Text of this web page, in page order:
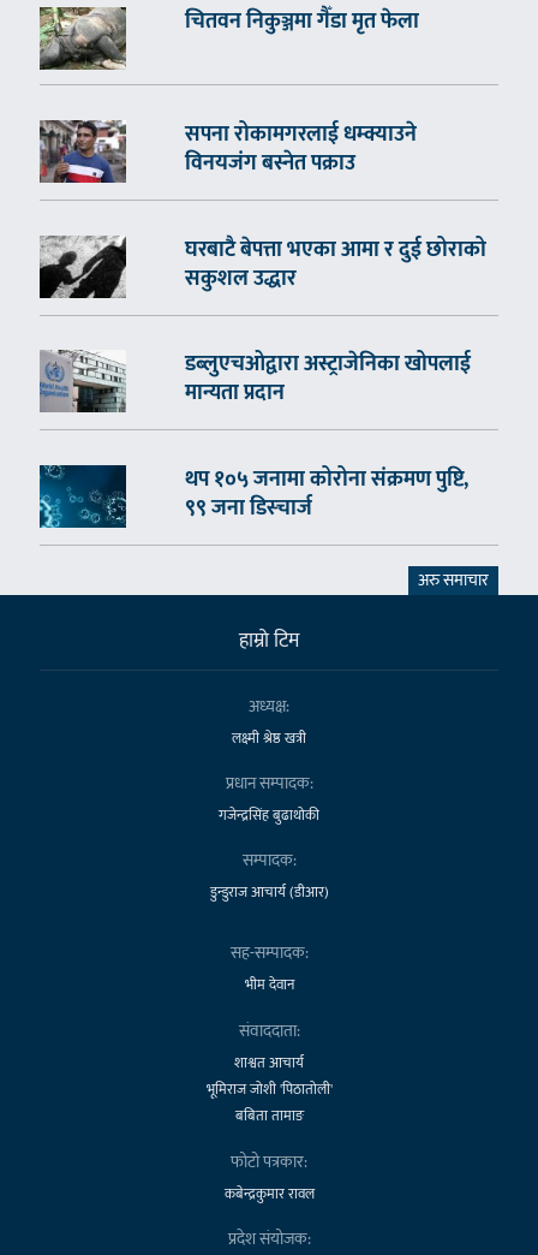
चितवन निकुञ्जमा गैँडा मृत फेला
सपना रोकामगरलाई धम्क्याउने
विनयजंग बस्नेत पक्राउ
घरबाटै बेपत्ता भएका आमा र दुई छोराको
सकुशल उद्धार
डब्लुएचओद्वारा अस्ट्राजेनिका खोपलाई
मान्यता प्रदान
थप १०५ जनामा कोरोना संक्रमण पुष्टि,
९९ जना डिस्चार्ज
अरु समाचार
हाम्राे टिम
अध्यक्ष:
लक्ष्मी श्रेष्ठ खत्री
प्रधान सम्पादक:
गजेन्द्रसिंह बुढाथोकी
सम्पादक:
डुन्डुराज आचार्य (डीआर)
सह-सम्पादक:
भीम देवान
संवाददाता:
शाश्वत आचार्य
भूमिराज जोशी 'पिठातोली'
बबिता तामाङ
फोटो पत्रकार:
कबेन्द्रकुमार रावल
प्रदेश संयोजक: